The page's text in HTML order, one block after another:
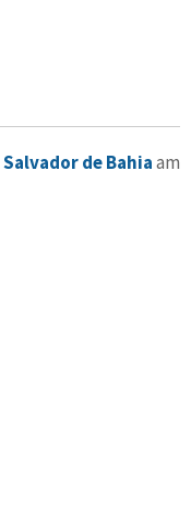
Salvador de Bahiaam